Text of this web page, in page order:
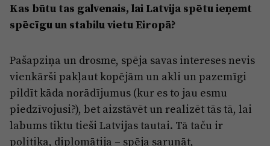
Kas būtu tas galvenais, lai Latvija spētu ieņemt
spēcīgu un stabilu vietu Eiropā?
Pašapziņa un drosme, spēja savas intereses nevis
vienkārši pakļaut kopējām un akli un pazemīgi
pildīt kāda norādījumus (kur es to jau esmu
piedzīvojusi?), bet aizstāvēt un realizēt tās tā, lai
labums tiktu tieši Latvijas tautai. Tā taču ir
politika, diplomātija – spēja sarunāt,